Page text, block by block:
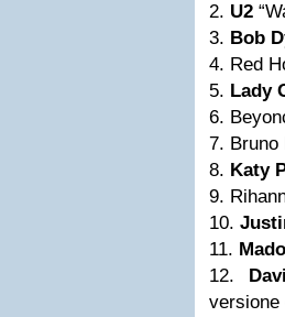
2. U2
3. Bob
4. Red
5. Lady
6.
7. Bruno
8. Katy
9.
10.
11.
12.
versione